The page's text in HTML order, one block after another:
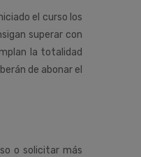
el curso los
superar con
la totalidad
de abonar el
o solicitar más